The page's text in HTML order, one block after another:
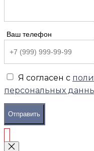
Ваш телефон
Я согласен с
персональных
Отправить